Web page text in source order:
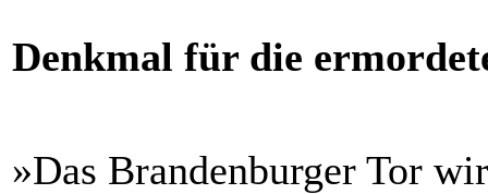
Denkmal für die
»Das Brandenburger Tor